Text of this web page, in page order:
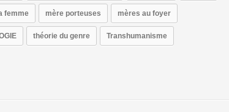
femme mère porteuses mères au foyer
théorie du genre Transhumanisme